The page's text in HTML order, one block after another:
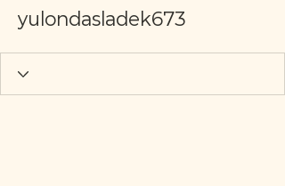
yulondasladek673